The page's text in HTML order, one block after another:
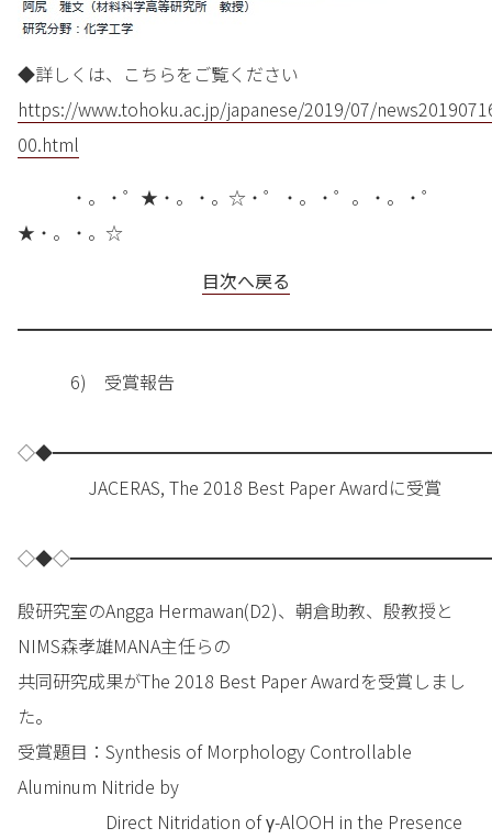
◆詳しくは、こちらをご覧ください
https://www.tohoku.ac.jp/japanese/2019/07/
00.html
・。・゜★・。・。☆・゜・。・゜。・。・゜
★・。・。☆
目次へ戻る
6) 受賞報告
JACERAS, The 2018 Best Paper Awardに受賞
殷研究室のAngga Hermawan(D2)、朝倉助教、殷教授と
NIMS森孝雄MANA主任らの
共同研究成果がThe 2018 Best Paper Awardを受賞しまし
た。
受賞題目：Synthesis of Morphology Controllable
Aluminum Nitride by
Direct Nitridation of γ-AlOOH in the Presence